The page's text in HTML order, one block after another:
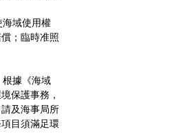
域使用權
；臨時准照
據《海域
保護事務，
及海事局所
目須滿足環